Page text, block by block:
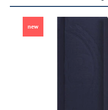
new